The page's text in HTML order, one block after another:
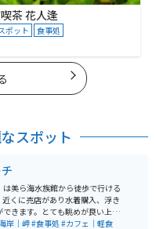
茶 花人逢
ポット 食事処
スポット
は美ら海水族館から徒歩で行ける
くに売店があり水着購入、浮き
きます。とても眺めが良い上に
もあまりありません。シーズン
岸｜岬#食事処 #カフェ｜軽食